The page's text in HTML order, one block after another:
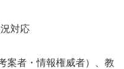
対応
案者・情報権威者）、教